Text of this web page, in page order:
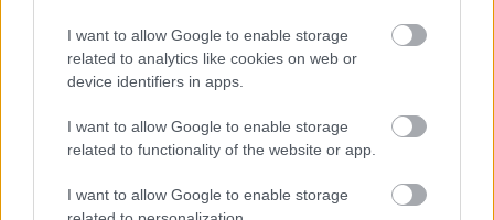
I want to allow Google to enable storage
related to analytics like cookies on web or
device identifiers in apps.
I want to allow Google to enable storage
related to functionality of the website or app.
I want to allow Google to enable storage
Кордицепс может предложить естественные
решения для лечения диабета, основанные на
первоначальных исследованиях на животных.
Эти исследования предполагают, что кордицепс
может снижать уровень сахара в крови и
липидов. Это вселяет надежду на его роль в
регулировании уровня сахара в крови.